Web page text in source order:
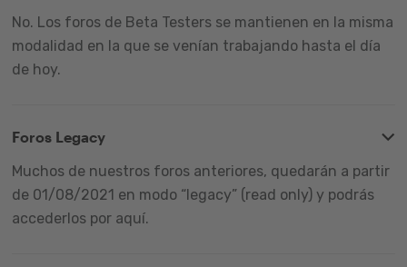
No. Los foros de Beta Testers se mantienen en la misma
modalidad en la que se venían trabajando hasta el día
de hoy.
Foros Legacy
Muchos de nuestros foros anteriores, quedarán a partir
de 01/08/2021 en modo “legacy” (read only) y podrás
accederlos por aquí.